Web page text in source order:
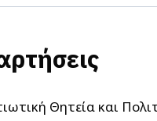
Θητεία και